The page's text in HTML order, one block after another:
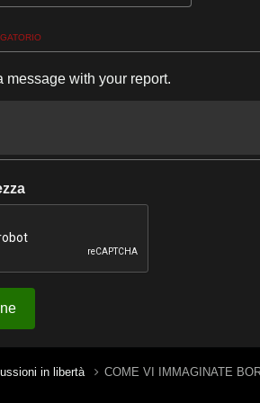
message with your report.
in libertà COME VI IMMAGINATE